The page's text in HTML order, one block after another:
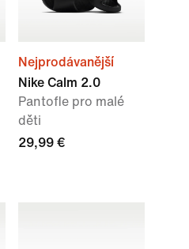
Nejprodávanější
Nike Calm 2.0
Pantofle pro malé
děti
29,99 €